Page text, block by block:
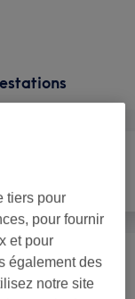
à partir de 10 €
tiers pour
pour fournir
et pour
également des
notre site